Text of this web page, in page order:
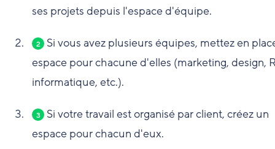
ses projets depuis l'espace d'équipe.
2
Si vous avez plusieurs équipes, mettez en
espace pour chacune d'elles (marketing, design,
informatique, etc.).
3
Si votre travail est organisé par client, créez un
espace pour chacun d'eux.